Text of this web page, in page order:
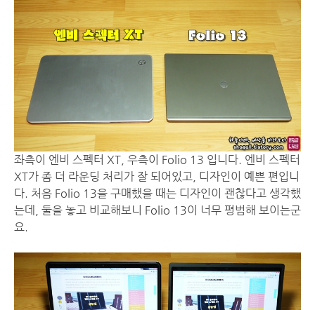
좌측이 엔비 스펙터 XT, 우측이 Folio 13 입니다. 엔비 스펙터
XT가 좀 더 라운딩 처리가 잘 되어있고, 디자인이 예쁜 편입니
다. 처음 Folio 13을 구매했을 때는 디자인이 괜찮다고 생각했
는데, 둘을 놓고 비교해보니 Folio 13이 너무 평범해 보이는군
요.